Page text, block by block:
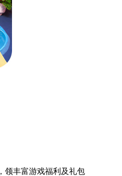
，领丰富游戏福利 及礼包